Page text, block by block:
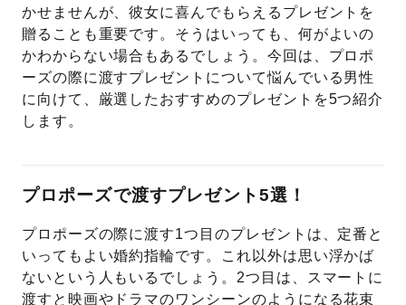
かせませんが、彼女に喜んでもらえるプレゼントを
贈ることも重要です。そうはいっても、何がよいの
かわからない場合もあるでしょう。今回は、プロポ
ーズの際に渡すプレゼントについて悩んでいる男性
に向けて、厳選したおすすめのプレゼントを5つ紹介
します。
プロポーズで渡すプレゼント5選！
プロポーズの際に渡す1つ目のプレゼントは、定番と
いってもよい婚約指輪です。これ以外は思い浮かば
ないという人もいるでしょう。2つ目は、スマートに
渡すと映画やドラマのワンシーンのようになる花束